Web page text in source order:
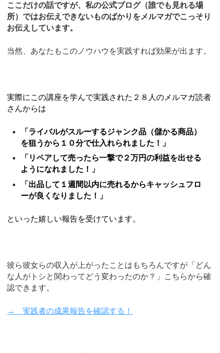
ここだけの話ですが、私の公式ブログ（誰でも見れる場
所）ではお伝えできないものばかりをメルマガでこっそり
お伝えしています。
当然、あなたもこのノウハウを実践すれば効果が出ます。
実際にこの講座を学んで実践された２８人のメルマガ読者
さんからは
「ライバルがスルーするジャンク品（儲かる商品）
を狙うから１０分で仕入れられました！」
「リペアして売ったら一撃で２万円の利益を出せる
ようになれました！」
「出品して１週間以内に売れるからキャッシュフロ
ーが良くなりました！」
といった嬉しい報告を受けています。
彼ら彼女らの収入が上がったことはもちろんですが「どん
な人がトシと関わってどう変わったのか？」こちらから確
認できます。
→ 実践者の成果報告を確認する！